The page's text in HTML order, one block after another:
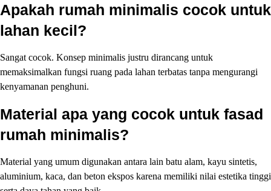
Apakah rumah minimalis cocok untuk
lahan kecil?
Sangat cocok. Konsep minimalis justru dirancang untuk
memaksimalkan fungsi ruang pada lahan terbatas tanpa mengurangi
kenyamanan penghuni.
Material apa yang cocok untuk fasad
rumah minimalis?
Material yang umum digunakan antara lain batu alam, kayu sintetis,
aluminium, kaca, dan beton ekspos karena memiliki nilai estetika tinggi